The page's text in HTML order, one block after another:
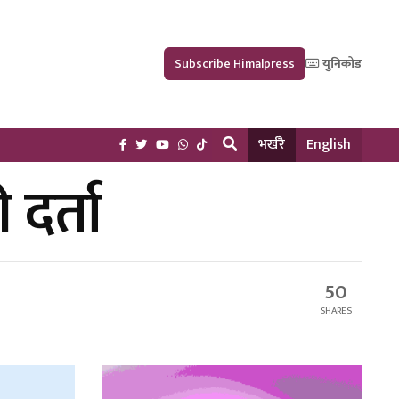
Subscribe Himalpress युनिकोड
भर्खरै English
50
SHARES